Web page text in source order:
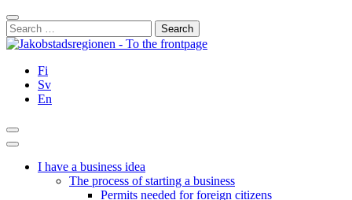
Skip
to
content
Close
Search
for:
Fi
Sv
En
Search
Main
I have a business idea
The process of starting a business
Permits needed for foreign citizens